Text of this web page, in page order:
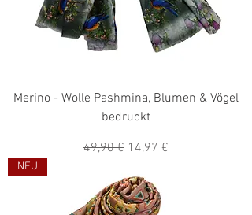
Merino - Wolle Pashmina, Blumen & Vögel
bedruckt
Standardpreis
49,90 € Sale-Preis
14,97 €
NEU